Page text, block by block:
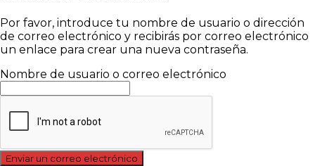
Por favor, introduce tu nombre de usuario o dirección
de correo electrónico y recibirás por correo electrónico
un enlace para crear una nueva contraseña.
Nombre de usuario o correo electrónico
Enviar un correo electrónico